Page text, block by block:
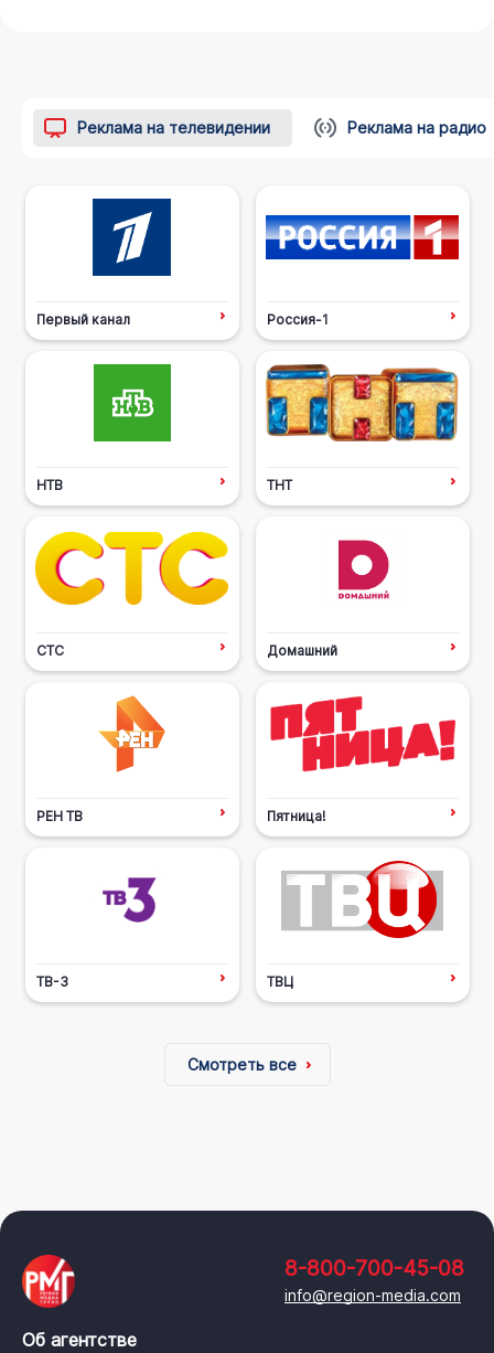
Реклама на телевидении Реклама на радио
Первый канал Россия-1
НТВ ТНТ
СТС Домашний
РЕН ТВ Пятница!
ТВ-3 ТВЦ
Смотреть все
8-800-700-45-08
info@region-media.com
Об агентстве